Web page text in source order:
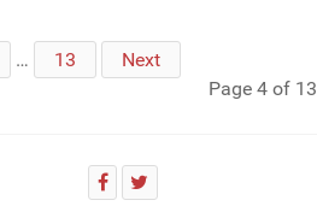
Page 4 of 13
… 13 Next